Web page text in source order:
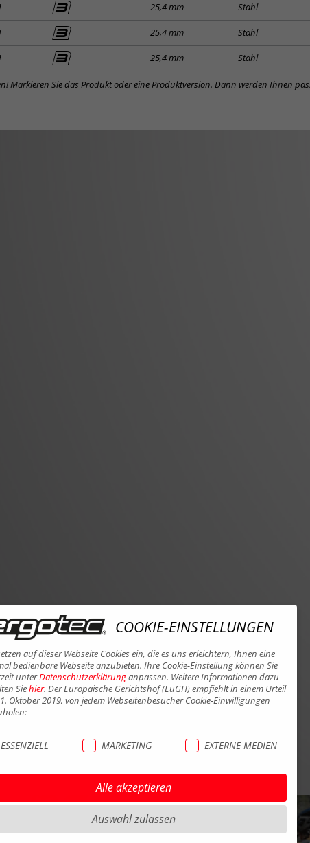
25,4 mm Stahl
25,4 mm Stahl
25,4 mm Stahl
Markieren Sie das Produkt oder eine Produktversion. Dann werden Ihnen
COOKIE-EINSTELLUNGEN
auf dieser Webseite Cookies ein, die es uns erleichtern, Ihnen eine
bedienbare Webseite anzubieten. Ihre Cookie-Einstellung können Sie
unterDatenschutzerklärunganpassen. Weitere Informationen dazu
Siehier. Der Europäische Gerichtshof (EuGH) empfiehlt in einem Urteil
Oktober 2019, von jedem Webseitenbesucher Cookie-Einwilligungen
ESSENZIELL MARKETING EXTERNE MEDIEN
Alle akzeptieren
Auswahl zulassen